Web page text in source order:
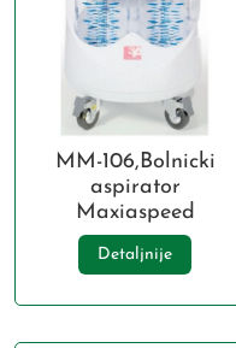
MM-106,Bolnicki
aspirator
Maxiaspeed
Detaljnije